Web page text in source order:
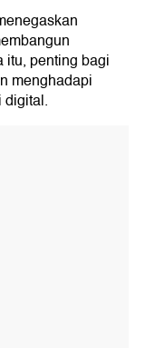
itu, penting bagi
menghadapi
digital.